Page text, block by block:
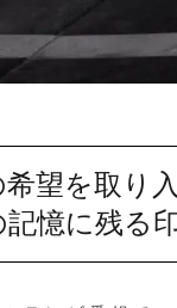
望を取り
記憶に残る